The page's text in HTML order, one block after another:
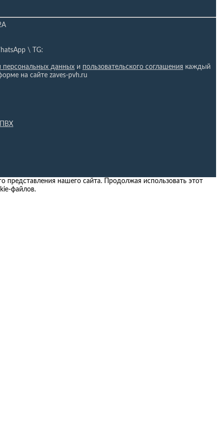
\ TG:
персональных данных и пользовательского соглашения каждый
на сайте zaves-pvh.ru
ПВХ
нашего сайта. Продолжая использовать этот
файлов.